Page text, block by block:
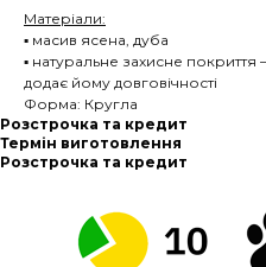
Матеріали:
▪️ масив ясена, дуба
▪️ натуральне захисне покриття
додає йому довговічності
Форма: Кругла
Розстрочка та кредит
Термін виготовлення
Розстрочка та кредит